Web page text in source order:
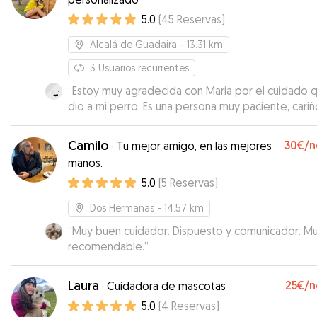
5.0 (45 Reservas)
Alcalá de Guadaira - 13.31 km
3 Usuarios recurrentes
“Estoy muy agradecida con Maria por el cuidado
dio a mi perro. Es una persona muy paciente,
profesional. Mi perro no es fácil es muy inseguro
se lleva bien com otros perros, necesita a alguien
sepa entenderlo. Ella supo ganarse su confianza
calma y respeto desde el primer día. Siempre me
mantuvo informada con fotos y mensajes, y me dio
mucha tranquilidad saber que estaba en buenas
manos. Se nota que tiene experiencia con perros y
mucho amor por los animales. Sin duda la volvería
elegir y la recomiendo completamente.
Camilo · Tu mejor amigo, en las mejores
manos.
30€/
5.0 (5 Reservas)
Dos Hermanas - 14.57 km
“Muy buen cuidador. Dispuesto y comunicador.
recomendable.”
Laura · Cuidadora de mascotas 25€/
5.0 (4 Reservas)